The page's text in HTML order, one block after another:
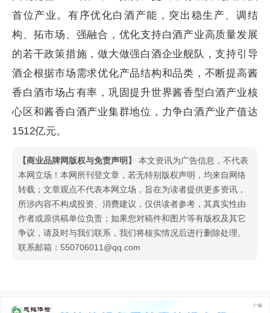
首位产业。有序优化白酒产能，突出稳生产、调结
构、拓市场、强融合，优化支持白酒产业高质量发展
的若干政策措施，做大做强白酒企业舰队，支持引导
酒企根据市场需求优化产品结构和品类，不断提高酱
香白酒市场占有率，巩固提升世界酱香型白酒产业核
心区和酱香白酒产业集群地位，力争白酒产业产值达
1512亿元。
【商业品牌网版权与免责声明】
本文资讯为广告信息，不代表
本网立场！本网所刊登文章，若无特别版权声明，均来自网络
转载；文章观点不代表本网立场，旨在为读者提供更多资讯，
所涉内容不构成投资、消费建议，仅供读者参考，其真实性由
作者或原供稿单位负责；如果您对稿件和图片等有版权及其它
争议，请及时与我们联系，我们将核实情况后进行删除处理。
联系邮箱：550706011@qq.com